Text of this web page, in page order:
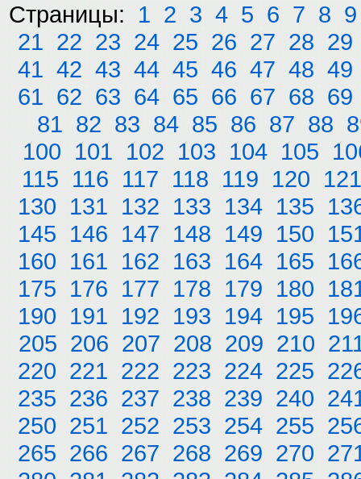
Страницы: 1 2 3 4 5 6 7 8 9
21 22 23 24 25 26 27 28 29
41 42 43 44 45 46 47 48 49
61 62 63 64 65 66 67 68 69
81 82 83 84 85 86 87 88
100 101 102 103 104 105
115 116 117 118 119 120 121
130 131 132 133 134 135
145 146 147 148 149 150
160 161 162 163 164 165
175 176 177 178 179 180
190 191 192 193 194 195
205 206 207 208 209 210
220 221 222 223 224 225
235 236 237 238 239 240
250 251 252 253 254 255
265 266 267 268 269 270